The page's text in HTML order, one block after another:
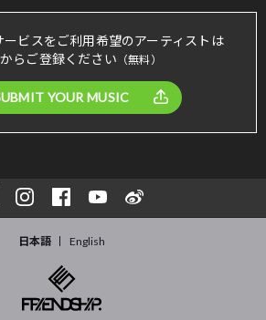
ービスをご利用希望のアーティストは
らご登録ください （無料）
YOUR MUSIC
日本語 English